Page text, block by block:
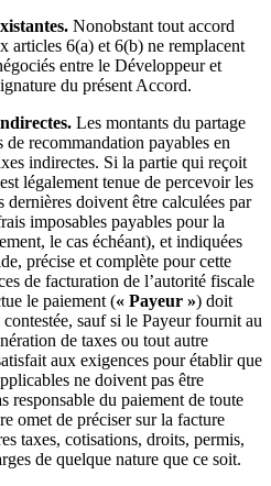
Nonobstant tout accord
articles 6(a) et 6(b) ne remplacent
entre le Développeur et
du présent Accord.
Les montants du partage
de recommandation payables en
indirectes. Si la partie qui reçoit
légalement tenue de percevoir les
dernières doivent être calculées par
imposables payables pour la
le cas échéant), et indiquées
précise et complète pour cette
de facturation de l’autorité fiscale
le paiement (« Payeur ») doit
sauf si le Payeur fournit au
de taxes ou tout autre
aux exigences pour établir que
ne doivent pas être
responsable du paiement de toute
omet de préciser sur la facture
taxes, cotisations, droits, permis,
de quelque nature que ce soit.